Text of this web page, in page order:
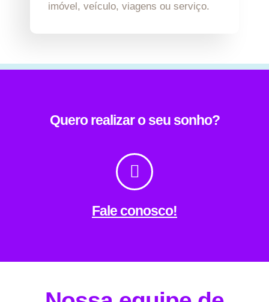
imóvel, veículo, viagens ou serviço.
Quero realizar o seu sonho?
Fale conosco!